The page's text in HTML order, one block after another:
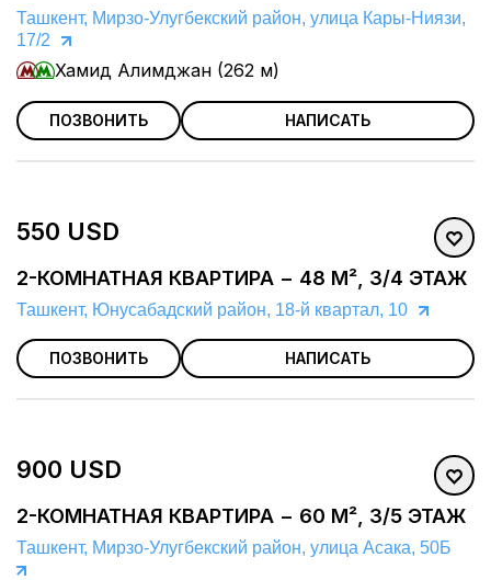
Ташкент, Мирзо-Улугбекский район, улица Кары-Ниязи,
17/2
Хамид Алимджан (262 м)
ПОЗВОНИТЬ НАПИСАТЬ
550 USD
2-КОМНАТНАЯ КВАРТИРА − 48 М², 3/4 ЭТАЖ
Ташкент, Юнусабадский район, 18-й квартал, 10
ПОЗВОНИТЬ НАПИСАТЬ
900 USD
2-КОМНАТНАЯ КВАРТИРА − 60 М², 3/5 ЭТАЖ
Ташкент, Мирзо-Улугбекский район, улица Асака, 50Б